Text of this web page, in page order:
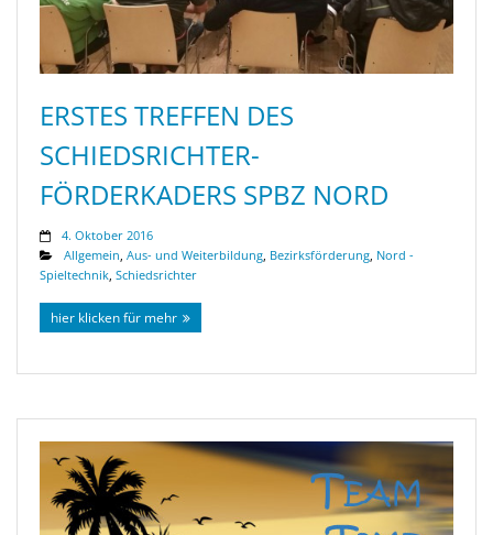
ERSTES TREFFEN DES
SCHIEDSRICHTER-
FÖRDERKADERS SPBZ NORD
4. Oktober 2016
Allgemein, Aus- und Weiterbildung, Bezirksförderung, Nord -
Spieltechnik, Schiedsrichter
hier klicken für mehr